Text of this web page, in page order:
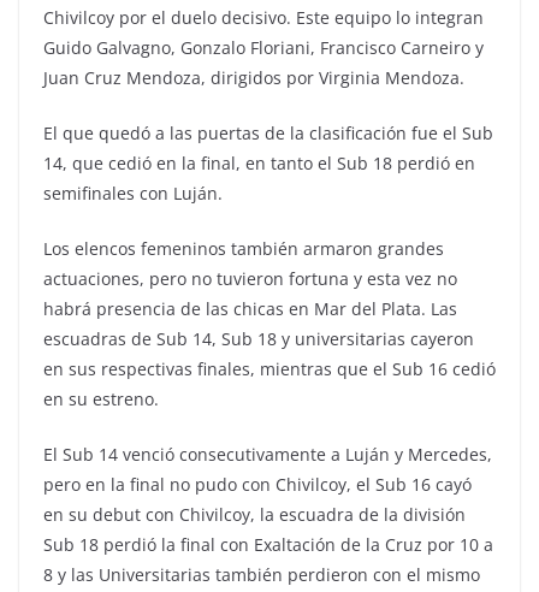
Chivilcoy por el duelo decisivo. Este equipo lo integran
Guido Galvagno, Gonzalo Floriani, Francisco Carneiro y
Juan Cruz Mendoza, dirigidos por Virginia Mendoza.
El que quedó a las puertas de la clasificación fue el Sub
14, que cedió en la final, en tanto el Sub 18 perdió en
semifinales con Luján.
Los elencos femeninos también armaron grandes
actuaciones, pero no tuvieron fortuna y esta vez no
habrá presencia de las chicas en Mar del Plata. Las
escuadras de Sub 14, Sub 18 y universitarias cayeron
en sus respectivas finales, mientras que el Sub 16 cedió
en su estreno.
El Sub 14 venció consecutivamente a Luján y Mercedes,
pero en la final no pudo con Chivilcoy, el Sub 16 cayó
en su debut con Chivilcoy, la escuadra de la división
Sub 18 perdió la final con Exaltación de la Cruz por 10 a
8 y las Universitarias también perdieron con el mismo